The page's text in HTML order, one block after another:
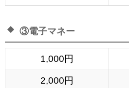
③電子マネー
1,000円
2,000円